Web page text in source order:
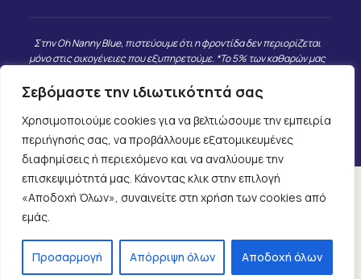
Σεβόμαστε την ιδιωτικότητά σας
Χρησιμοποιούμε cookies για να βελτιώσουμε την εμπειρία
περιήγησής σας, να προβάλλουμε εξατομικευμένες
διαφημίσεις ή περιεχόμενο και να αναλύουμε την
επισκεψιμότητά μας. Κάνοντας κλικ στην επιλογή
«Αποδοχή Όλων», συναινείτε στη χρήση των cookies από
εμάς.
Προσαρμογή Απόρριψη όλων Αποδοχή όλων
Στην Oh Nanny Blue, πιστεύουμε ότι η φροντίδα δεν περιορίζεται
μόνο στις οικογένειες που εξυπηρετούμε. *Το 5% των καθαρών μας
πραγματική ανάγκη, καθώς και σε επιλεγμένες φιλανθρωπικές
δράσεις που προσωπικά γνωρίζουμε και εμπιστευόμαστε. Δεν
συνεργαζόμαστε με μεγάλες ΜΚΟ, αλλά με ανθρώπους και
πρωτοβουλίες που έχουν άμεσο και μετρήσιμο αντίκτυπο.
Πολιτική Ιδιωτικότητας
2025 ©